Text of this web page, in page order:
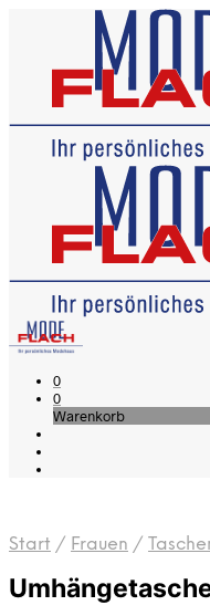
0
0
Warenkorb
Start / Frauen /